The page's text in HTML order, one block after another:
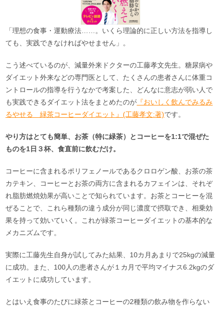
「理想の食事・運動療法……。いくら理論的に正しい方法を指導し
ても、実践できなければやせません」。
こう述べているのが、減量外来ドクターの工藤孝文先生。糖尿病や
ダイエット外来などの専門医として、たくさんの患者さんに体重コ
ントロールの指導を行うなかで考案した、どんなに意志が弱い人で
も実践できるダイエット法をまとめたのが 『おいしく飲んでみるみ
るやせる 緑茶コーヒーダイエット』(工藤孝文:著)です。
やり方はとても簡単、お茶（特に緑茶）とコーヒーを1:1で混ぜた
ものを1日３杯、食直前に飲むだけ。
コーヒーに含まれるポリフェノールであるクロロゲン酸、お茶の茶
カテキン、コーヒーとお茶の両方に含まれるカフェインは、それぞ
れ脂肪燃焼効果が高いことで知られています。お茶とコーヒーを混
ぜることで、これら種類の違う成分が同じ濃度で摂取でき、相乗効
果を持って効いていく。これが緑茶コーヒーダイエットの基本的な
メカニズムです。
実際に工藤先生自身が試してみた結果、10カ月あまりで25kgの減量
に成功。また、100人の患者さんが１カ月で平均マイナス6.2kgのダ
イエットに成功しています。
とはいえ食事のたびに緑茶とコーヒーの2種類の飲み物を作らない